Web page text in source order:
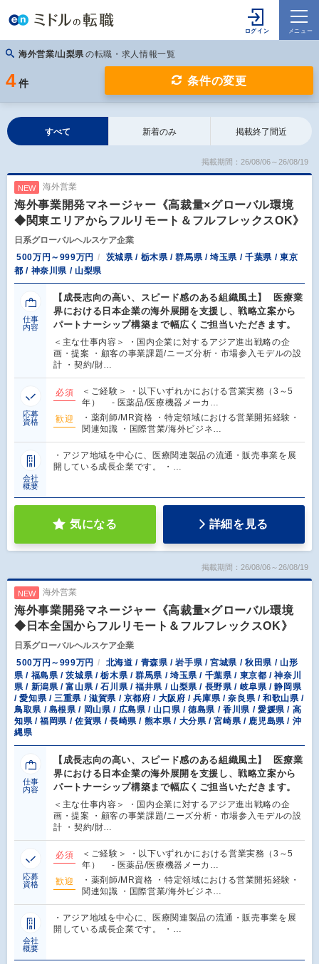
海外営業/山梨県 の転職・求人情報一覧
4 件 条件の変更
すべて 新着のみ 掲載終了間近
掲載期間：26/08/06～26/08/19
NEW 海外営業
海外事業開発マネージャー《高裁量×グローバル環境
◆関東エリアからフルリモート＆フルフレックスOK》
日系グローバルヘルスケア企業
500万円～999万円
茨城県 / 栃木県 / 群馬県 / 埼玉県 / 千葉県 / 東京
都 / 神奈川県 / 山梨県
仕事
内容
【成長志向の高い、スピード感のある組織風土】 医療業
界における日本企業の海外展開を支援し、戦略立案から
パートナーシップ構築まで幅広くご担当いただきます。
＜主な仕事内容＞ ・国内企業に対するアジア進出戦略の企
画・提案 ・顧客の事業課題/ニーズ分析・市場参入モデルの設
計 ・契約/財…
応募
資格
必須
＜ご経験＞ ・以下いずれかにおける営業実務（3～5
年） - 医薬品/医療機器メーカ…
歓迎
・薬剤師/MR資格 ・特定領域における営業開拓経験・
関連知識 ・国際営業/海外ビジネ…
会社
概要
・アジア地域を中心に、医療関連製品の流通・販売事業を展
開している成長企業です。 ・…
気になる 詳細を見る
掲載期間：26/08/06～26/08/19
NEW 海外営業
海外事業開発マネージャー《高裁量×グローバル環境
◆日本全国からフルリモート＆フルフレックスOK》
日系グローバルヘルスケア企業
500万円～999万円
北海道 / 青森県 / 岩手県 / 宮城県 / 秋田県 / 山形
県 / 福島県 / 茨城県 / 栃木県 / 群馬県 / 埼玉県 / 千葉県 / 東京都 / 神奈川
県 / 新潟県 / 富山県 / 石川県 / 福井県 / 山梨県 / 長野県 / 岐阜県 / 静岡県
/ 愛知県 / 三重県 / 滋賀県 / 京都府 / 大阪府 / 兵庫県 / 奈良県 / 和歌山県 /
鳥取県 / 島根県 / 岡山県 / 広島県 / 山口県 / 徳島県 / 香川県 / 愛媛県 / 高
知県 / 福岡県 / 佐賀県 / 長崎県 / 熊本県 / 大分県 / 宮崎県 / 鹿児島県 / 沖
縄県
仕事
内容
【成長志向の高い、スピード感のある組織風土】 医療業
界における日本企業の海外展開を支援し、戦略立案から
パートナーシップ構築まで幅広くご担当いただきます。
＜主な仕事内容＞ ・国内企業に対するアジア進出戦略の企
画・提案 ・顧客の事業課題/ニーズ分析・市場参入モデルの設
計 ・契約/財…
応募
資格
必須
＜ご経験＞ ・以下いずれかにおける営業実務（3～5
年） - 医薬品/医療機器メーカ…
歓迎
・薬剤師/MR資格 ・特定領域における営業開拓経験・
関連知識 ・国際営業/海外ビジネ…
会社
概要
・アジア地域を中心に、医療関連製品の流通・販売事業を展
開している成長企業です。 ・…